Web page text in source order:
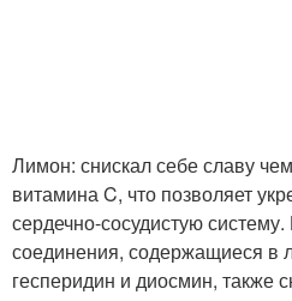
Лимон: снискал себе славу
витамина C, что позволяет
сердечно-сосудистую
соединения, содержащиеся в
гесперидин и диосмин, также